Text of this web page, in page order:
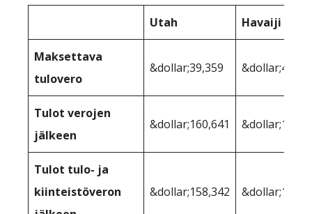
Utah Havaiji
Maksettava
tulovero
&dollar;39,359
Tulot verojen
jälkeen
&dollar;160,641
Tulot tulo- ja
kiinteistöveron
&dollar;158,342